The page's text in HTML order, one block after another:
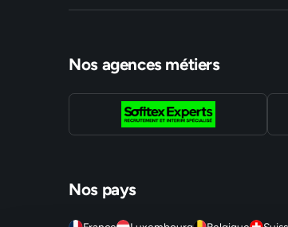
Nos agences métiers
Nos pays